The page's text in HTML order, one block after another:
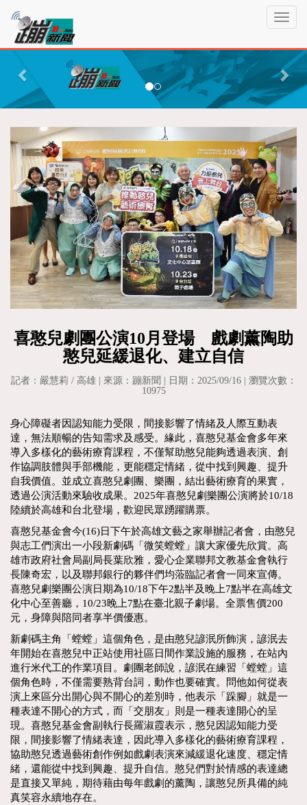
T
g
l
e
v
i
t
i
o
n
蹦
新
聞P
r
v
i
o
u
s
N
e
x
t
喜憨兒劇團公演10月登場 戲劇薰陶助
憨兒延緩退化、建立自信
記者：嚴慧莉 / 高雄 | 來源：蹦新聞 | 日期：2025/09/16 | 瀏覽次數：
10975
身心障礙者因認知能力受限，間接影響了情緒及人際互動表
達，無法順暢的告知需求及感受。緣此，喜憨兒基金會多年來
導入多樣化的藝術療育課程，不僅幫助憨兒能夠透過表演、創
作協調肢體與手部機能，更能穩定情緒，從中找到興趣、提升
自我價值。並成立喜憨兒劇團、樂團，結出藝術療育的果實，
透過公演活動來驗收成果。2025年喜憨兒劇樂團公演將於10/18
陸續於高雄和台北登場，歡迎民眾踴躍購票。
喜憨兒基金會今(16)日下午於高雄文藝之家舉辦記者會，由憨兒
與志工們演出一小段新劇碼「微笑螳螳」讓大家優先欣賞。高
雄市政府社會局副局長葉欣雅，愛心企業聯邦文教基金會執行
長陳奇宏，以及聯邦銀行的夥伴們均蒞臨記者會一同來宣傳。
喜憨兒劇樂團公演日期為10/18下午2點半及晚上7點半在高雄文
化中心至善廳，10/23晚上7點在臺北親子劇場。全票售價200
元，身障與陪同者享半價優惠。
新劇碼主角「螳螳」這個角色，是由憨兒諺泯所飾演，諺泯去
年開始在喜憨兒中正站使用社區日間作業設施的服務，在站內
進行米代工的作業項目。劇團老師說，諺泯在練習「螳螳」這
個角色時，不僅需要熟背台詞，動作也要確實。問他如何從表
演上來區分出開心與不開心的差別時，他表示「跺腳」就是一
種表達不開心的方式，而「交朋友」則是一種表達開心的呈
現。喜憨兒基金會副執行長羅淑霞表示，憨兒因認知能力受
限，間接影響了情緒表達，因此導入多樣化的藝術療育課程，
協助憨兒透過藝術創作例如戲劇表演來減緩退化速度、穩定情
緒，還能從中找到興趣、提升自信。憨兒們對於情感的表達總
是直接又單純，期待藉由每年戲劇的薰陶，讓憨兒所具備的純
真笑容永續地存在。